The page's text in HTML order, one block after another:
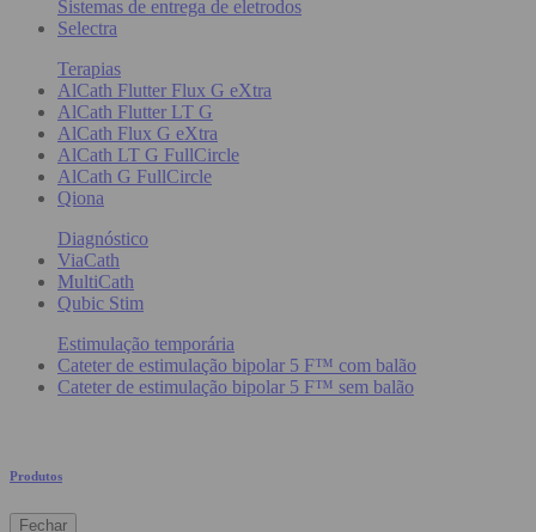
Sistemas de entrega de eletrodos
Selectra
Terapias
AlCath Flutter Flux G eXtra
AlCath Flutter LT G
AlCath Flux G eXtra
AlCath LT G FullCircle
AlCath G FullCircle
Qiona
Diagnóstico
ViaCath
MultiCath
Qubic Stim
Estimulação temporária
Cateter de estimulação bipolar 5 F™ com balão
Cateter de estimulação bipolar 5 F™ sem balão
Produtos
Fechar